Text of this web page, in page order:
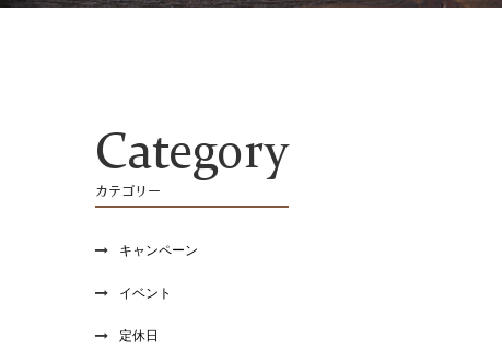
Category
カテゴリー
キャンペーン
イベント
定休日